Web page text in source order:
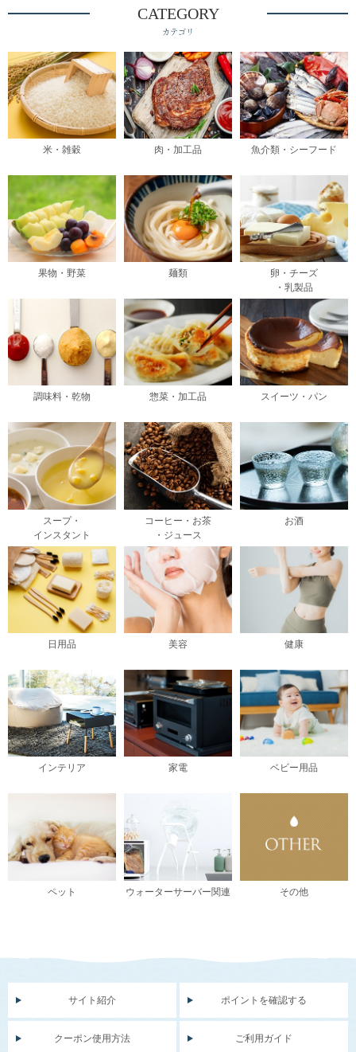
CATEGORY
カテゴリ
米・雑穀 肉・加工品 魚介類・シーフード
果物・野菜 麺類
卵・チーズ
・乳製品
調味料・乾物 惣菜・加工品 スイーツ・パン
スープ・
インスタント
コーヒー・お茶
・ジュース
お酒
日用品 美容 健康
インテリア 家電 ベビー用品
ペット ウォーターサーバー関連 その他
サイト紹介 ポイントを確認する
クーポン使用方法 ご利用ガイド